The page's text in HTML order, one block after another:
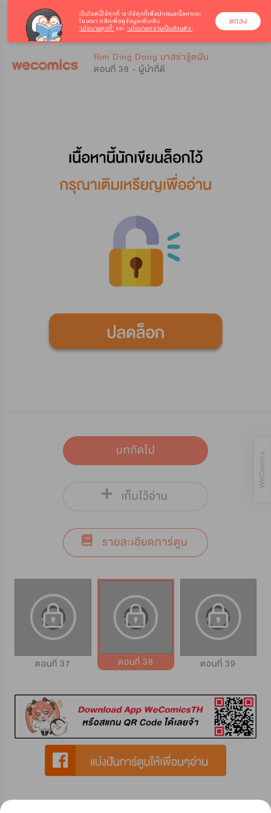
Rim Ding Dong บาสซ่าชู้ตฝัน
ตอนที่ 38 - ผู้นำที่ดี
บทถัดไป
เก็บไว้อ่าน
รายละเอียดการ์ตูน
ตอนที่ 37 ตอนที่ 38 ตอนที่ 39
เว็บไซต์นี้ใช้คุกกี้ เราใช้คุกกี้เพื่อนำเสนอเนื้อหาและ
โฆษณา คลิกเพื่อดูข้อมูลเพิ่มเติม
‘นโยบายคุกกี้’ และ ‘นโยบายความเป็นส่วนตัว’
ตกลง